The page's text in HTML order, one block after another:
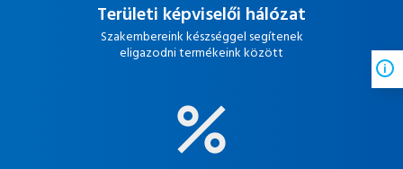
Területi képviselői hálózat
Szakembereink készséggel segítenek
eligazodni termékeink között